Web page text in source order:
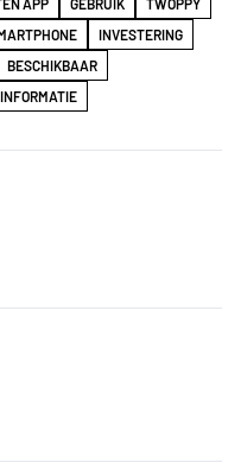
INVESTERING
BESCHIKBAAR